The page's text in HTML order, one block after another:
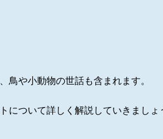
や小動物の世話も含まれます。
ついて詳しく解説していきましょ